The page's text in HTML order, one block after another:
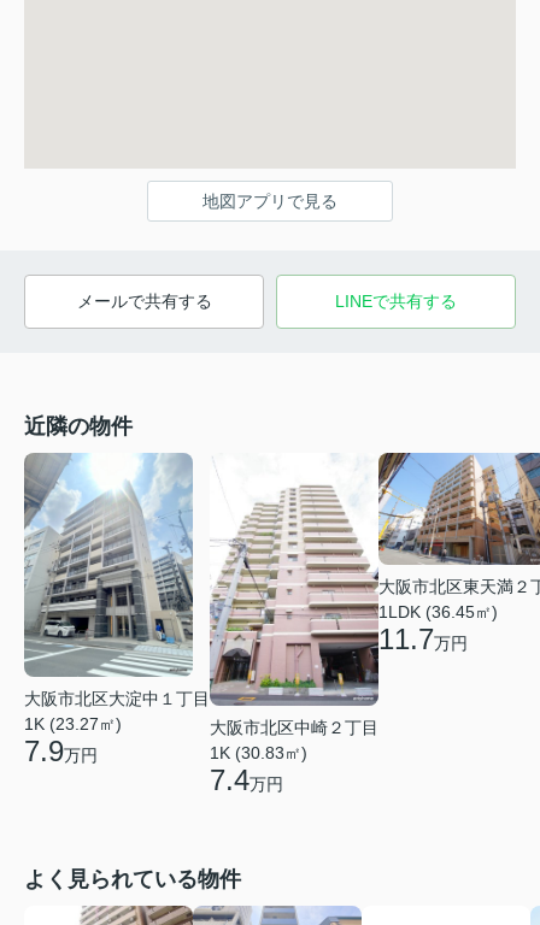
地図アプリで見る
メールで共有する LINEで共有する
近隣の物件
大阪市北区大淀中１丁目
1K (23.27㎡)
7.9万円
大阪市北区中崎２丁目
1K (30.83㎡)
7.4万円
大阪市北区東天満２
1LDK (36.45㎡)
11.7万円
よく見られている物件